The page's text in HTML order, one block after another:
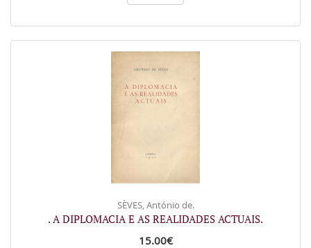
SÈVES, António de.
. A DIPLOMACIA E AS REALIDADES ACTUAIS.
15.00€